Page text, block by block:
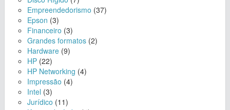
Empreendedorismo (37)
Epson (3)
Financeiro (3)
Grandes formatos (2)
Hardware (9)
HP (22)
HP Networking (4)
Impressão (4)
Intel (3)
Jurídico (11)